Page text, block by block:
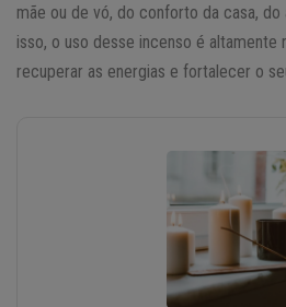
mãe ou de vó, do conforto da casa,
isso, o uso desse incenso é altamente
recuperar as energias e fortalecer o